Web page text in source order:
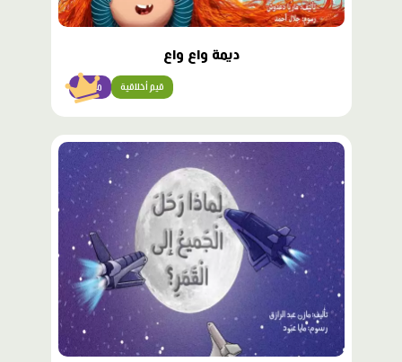
ديمة واع واع
متقدّم قيم أخلاقية
محتوى
مميّز